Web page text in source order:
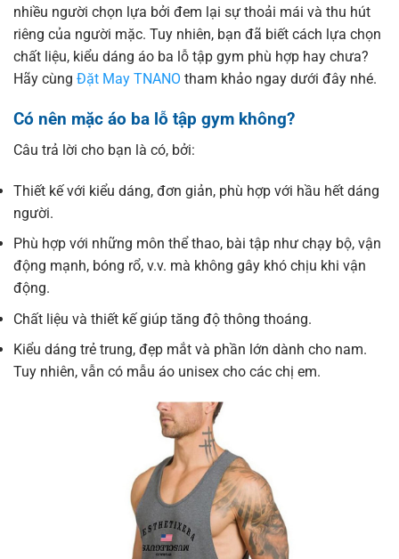
nhiều người chọn lựa bởi đem lại sự thoải mái và thu hút
riêng của người mặc. Tuy nhiên, bạn đã biết cách lựa chọn
chất liệu, kiểu dáng áo ba lỗ tập gym phù hợp hay chưa?
Hãy cùng Đặt May TNANO tham khảo ngay dưới đây nhé.
Có nên mặc áo ba lỗ tập gym không?
Câu trả lời cho bạn là có, bởi:
Thiết kế với kiểu dáng, đơn giản, phù hợp với hầu hết dáng
người.
Phù hợp với những môn thể thao, bài tập như chạy bộ, vận
động mạnh, bóng rổ, v.v. mà không gây khó chịu khi vận
động.
Chất liệu và thiết kế giúp tăng độ thông thoáng.
Kiểu dáng trẻ trung, đẹp mắt và phần lớn dành cho nam.
Tuy nhiên, vẫn có mẫu áo unisex cho các chị em.